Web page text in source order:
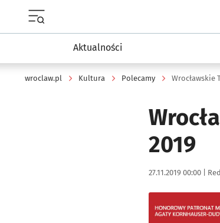
Aktualności
wroclaw.pl Kultura Polecamy Wrocławskie
2019
Data publikacji:
27.11.2019 00:00 |